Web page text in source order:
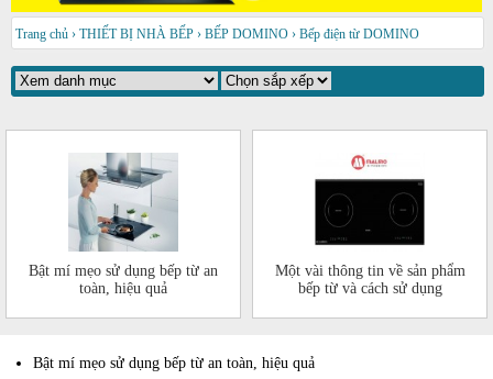
Trang chủ › THIẾT BỊ NHÀ BẾP › BẾP DOMINO › Bếp điện từ DOMINO
Bật mí mẹo sử dụng bếp từ an
toàn, hiệu quả
Một vài thông tin về sản phẩm
bếp từ và cách sử dụng
Bật mí mẹo sử dụng bếp từ an toàn, hiệu quả